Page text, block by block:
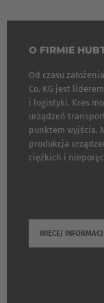
O FIRMIE
Od czasu
Co. KG jest
i logistyki. Kres
urządzeń
punktem wyjścia.
produkcja
ciężkich i
WIĘCEJ